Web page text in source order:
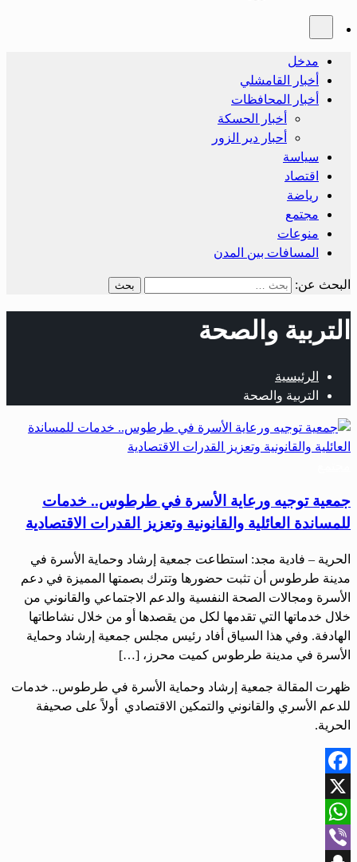
مدخل
أخبار القامشلي
أخبار المحافظات
أخبار الحسكة
أحبار دير الزور
سياسة
اقتصاد
رياضة
مجتمع
منوعات
المسافات بين المدن
البحث عن:
التربية والصحة
الرئيسية
التربية والصحة
جمعية توجيه ورعاية الأسرة في طرطوس.. خدمات
للمساندة العائلية والقانونية وتعزيز القدرات الاقتصادية
‏الحرية – فادية مجد: ‏استطاعت جمعية إرشاد وحماية الأسرة في
مدينة طرطوس أن تثبت حضورها وتترك بصمتها المميزة في دعم
الأسرة ومجالات الصحة النفسية والدعم الاجتماعي والقانوني من
خلال خدماتها التي تقدمها لكل من يقصدها أو من خلال نشاطاتها
الهادفة. ‏وفي هذا السياق أفاد رئيس مجلس جمعية إرشاد وحماية
الأسرة في مدينة طرطوس كميت محرز، […]
ظهرت المقالة ‏جمعية إرشاد وحماية الأسرة في طرطوس.. ‏خدمات
للدعم الأسري والقانوني والتمكين الاقتصادي أولاً على صحيفة
الحرية.
Facebook
X
WhatsApp